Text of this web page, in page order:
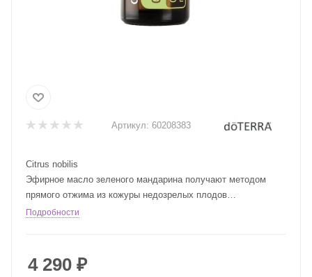
Артикул: 60208383
Citrus nobilis
Эфирное масло зеленого мандарина получают методом
прямого отжима из кожуры недозрелых плодов
мандаринового дерева, в то время как эфирное масло
нервную систему и может способствовать здоровому
пищеварению.
Подробности
4 290 ₽